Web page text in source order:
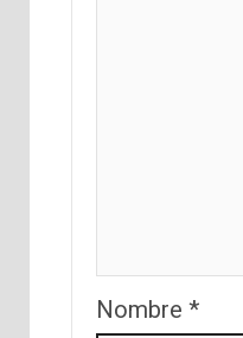
Nombre *